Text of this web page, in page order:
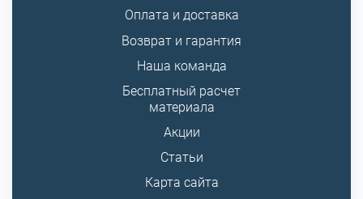
Оплата и доставка
Возврат и гарантия
Наша команда
Бесплатный расчет
материала
Акции
Статьи
Карта сайта